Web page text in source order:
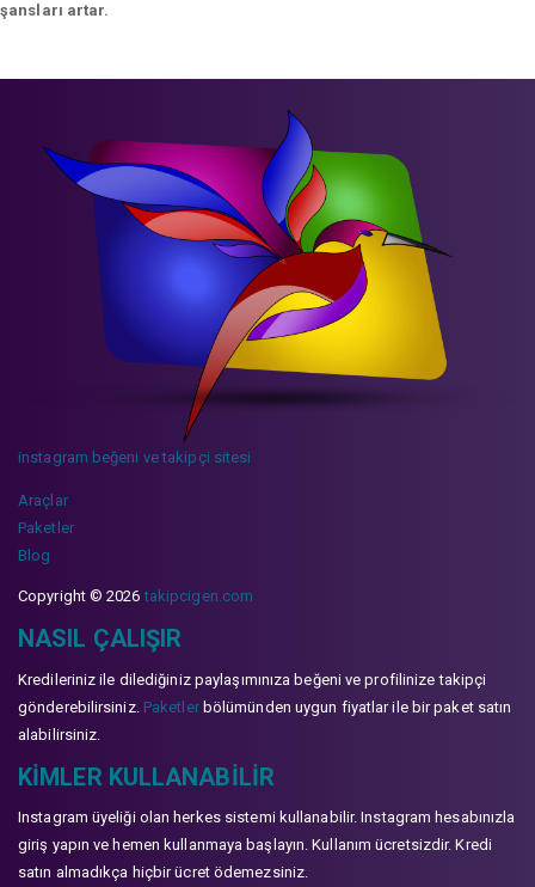
şansları artar.
instagram beğeni ve takipçi sitesi
Araçlar
Paketler
Blog
Copyright © 2026takipcigen.com
NASIL ÇALIŞIR
Kredileriniz ile dilediğiniz paylaşımınıza beğeni ve profilinize takipçi
gönderebilirsiniz. Paketlerbölümünden uygun fiyatlar ile bir paket satın
alabilirsiniz.
KIMLER KULLANABILIR
Instagram üyeliği olan herkes sistemi kullanabilir. Instagram hesabınızla
giriş yapın ve hemen kullanmaya başlayın. Kullanım ücretsizdir. Kredi
satın almadıkça hiçbir ücret ödemezsiniz.